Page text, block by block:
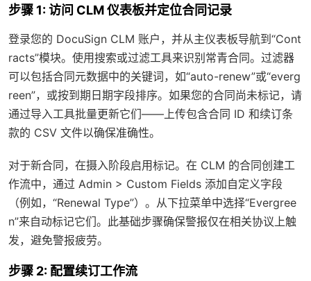
步骤 1: 访问 CLM 仪表板并定位合同记录
登录您的 DocuSign CLM 账户，并从主仪表板导航到“Cont
racts”模块。使用搜索或过滤工具来识别常青合同。过滤器
可以包括合同元数据中的关键词，如“auto-renew”或“everg
reen”，或按到期日期字段排序。如果您的合同尚未标记，请
通过导入工具批量更新它们——上传包含合同 ID 和续订条
款的 CSV 文件以确保准确性。
对于新合同，在摄入阶段启用标记。在 CLM 的合同创建工
作流中，通过 Admin > Custom Fields 添加自定义字段
（例如，“Renewal Type”）。从下拉菜单中选择“Evergree
n”来自动标记它们。此基础步骤确保警报仅在相关协议上触
发，避免警报疲劳。
步骤 2: 配置续订工作流